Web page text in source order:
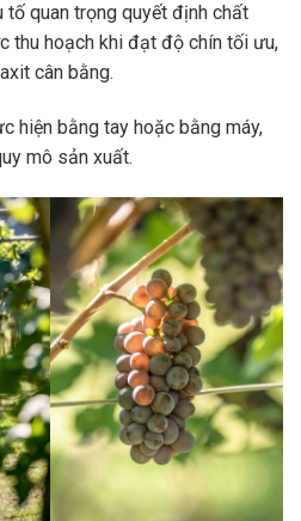
tố quan trọng quyết định chất
thu hoạch khi đạt độ chín tối ưu,
cân bằng.
hiện bằng tay hoặc bằng máy,
mô sản xuất.